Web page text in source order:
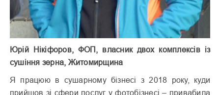
Юрій Нікіфоров, ФОП, власник двох комплексів із
сушіння зерна, Житомирщина
Я працюю в сушарному бізнесі з 2018 року, куди
прийшов зі сфери послуг у фотобізнесі – привабила